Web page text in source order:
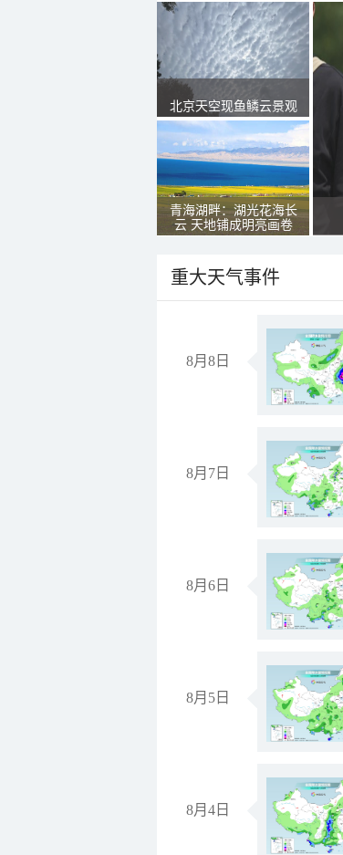
北京天空现鱼鳞云景观
青海湖畔：湖光花海长
云 天地铺成明亮画卷
重大天气事件
8月8日
8月7日
8月6日
8月5日
8月4日